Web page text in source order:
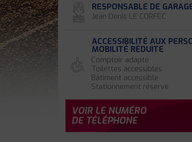
RESPONSABLE DE
Jean Denis LE CORFEC
ACCESSIBILITÉ AUX
MOBILITÉ RÉDUITE
Comptoir adapté
Toilettes accessibles
Bâtiment accessible
Stationnement réservé
VOIR LE NUMÉRO
DE TÉLÉPHONE